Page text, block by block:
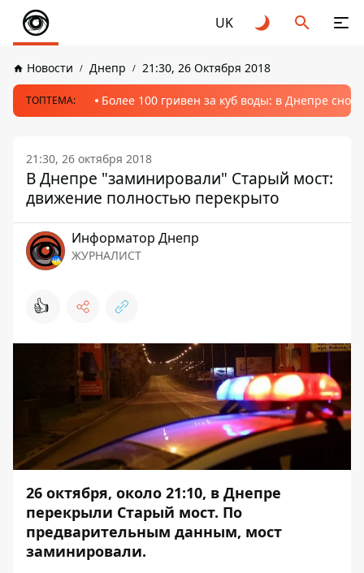
UK
Новости Днепр 21:30, 26 Октября 2018
ТОПТЕМА: Более 100 гривен за куб воды: в Днепре
21:30, 26 октября 2018
В Днепре "заминировали" Старый мост:
движение полностью перекрыто
Информатор Днепр
ЖУРНАЛИСТ
👍
26 октября, около 21:10, в Днепре
перекрыли Старый мост. По
предварительным данным, мост
заминировали.